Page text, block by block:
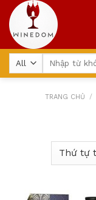
Skip
content
TRANG CHỦ /